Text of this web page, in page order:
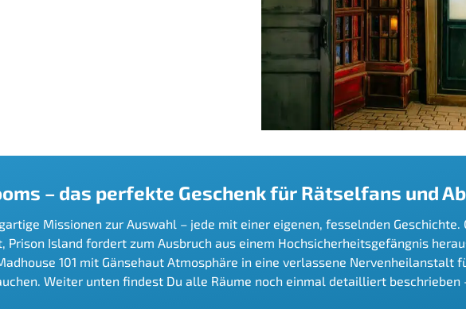
– das perfekte Geschenk für Rätselfans und
Missionen zur Auswahl – jede mit einer eigenen, fesselnden
Island fordert zum Ausbruch aus einem Hochsicherheitsgefängnis
101 mit Gänsehaut Atmosphäre in eine verlassene Nervenheilanstalt
Weiter unten findest Du alle Räume noch einmal detailliert